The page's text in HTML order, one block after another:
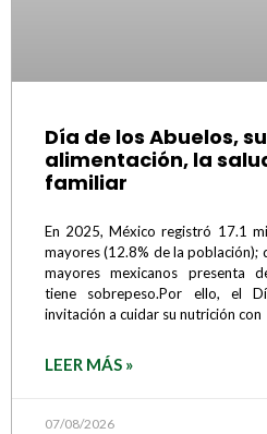
Día de los Abuelos,
alimentación, la
familiar
En 2025, México registró 17.1
mayores (12.8% de la población);
mayores mexicanos presenta
tiene sobrepeso.Por ello, el
invitación a cuidar su nutrición con
LEER MÁS »
07/08/2026